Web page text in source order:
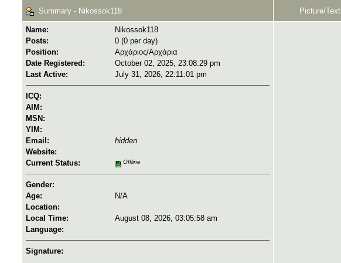
Summary - Nikossok118 Picture/Text
Name:
Nikossok118
Posts:
0 (0 per day)
Position:
Αρχάριος/Αρχάρια
Date Registered:
October 02, 2025, 23:08:29 pm
Last Active:
July 31, 2026, 22:11:01 pm
ICQ:
AIM:
MSN:
YIM:
Email:
hidden
Website:
Current Status:
Offline
Gender:
Age:
N/A
Location:
Local Time:
August 08, 2026, 03:05:58 am
Language:
Signature: